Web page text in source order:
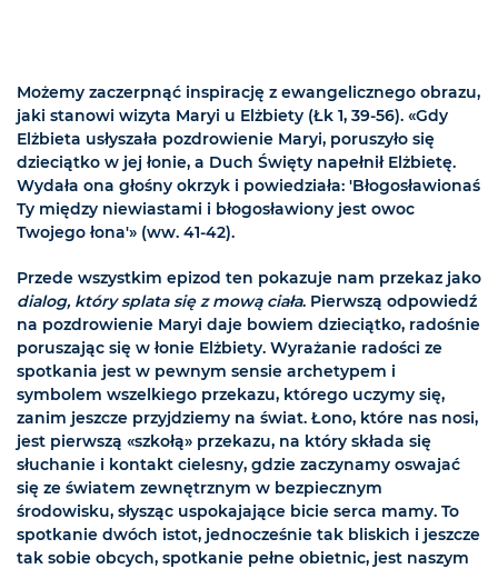
Możemy zaczerpnąć inspirację z ewangelicznego obrazu,
jaki stanowi wizyta Maryi u Elżbiety (Łk 1, 39-56). «Gdy
Elżbieta usłyszała pozdrowienie Maryi, poruszyło się
dzieciątko w jej łonie, a Duch Święty napełnił Elżbietę.
Wydała ona głośny okrzyk i powiedziała: 'Błogosławionaś
Ty między niewiastami i błogosławiony jest owoc
Twojego łona'» (ww. 41-42).
Przede wszystkim epizod ten pokazuje nam przekaz jako
dialog, który splata się z mową ciała. Pierwszą odpowiedź
na pozdrowienie Maryi daje bowiem dzieciątko, radośnie
poruszając się w łonie Elżbiety. Wyrażanie radości ze
spotkania jest w pewnym sensie archetypem i
symbolem wszelkiego przekazu, którego uczymy się,
zanim jeszcze przyjdziemy na świat. Łono, które nas nosi,
jest pierwszą «szkołą» przekazu, na który składa się
słuchanie i kontakt cielesny, gdzie zaczynamy oswajać
się ze światem zewnętrznym w bezpiecznym
środowisku, słysząc uspokajające bicie serca mamy. To
spotkanie dwóch istot, jednocześnie tak bliskich i jeszcze
tak sobie obcych, spotkanie pełne obietnic, jest naszym